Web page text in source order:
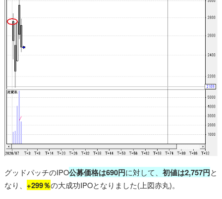
グッドパッチのIPO公募価格は690円に対して、 初値は2,757円と
なり、 +299％の大成功IPOとなりました(上図赤丸)。